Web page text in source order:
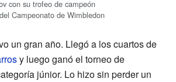
con su trofeo de campeón
Campeonato de Wimbledon
un gran año. Llegó a los cuartos de
y luego ganó el torneo de
júnior. Lo hizo sin perder un